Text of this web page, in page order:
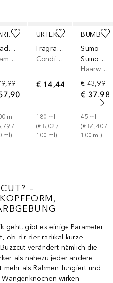
MARIA NILA
Head+Heal
Shampoo
ml
/
ml)
URTEKRAM
Fragrance Free Sensitive Scalp Conditioner
Conditioner
€ 14,44
180 ml
(€ 8,02 /
100 ml )
BUMBLE AND BUMBLE.
Sumo
Sumoclay
Haarwachs
€ 43,99
€ 37,98
45 ml
(€ 84,40 /
100 ml )
–
geht, gibt es einige Parameter
ob dir der radikal kurze
verändert nämlich die
als nahezu jeder andere
mehr als Rahmen fungiert und
wirken